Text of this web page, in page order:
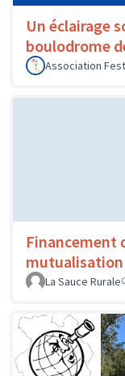
Un éclairage
boulodrome
Association
Financement
La Sauce Rurale